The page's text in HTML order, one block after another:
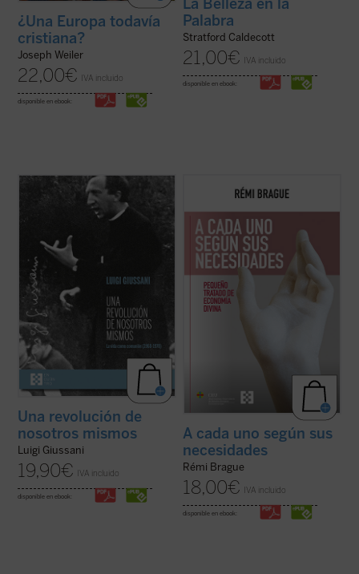
¿Una Europa todavía
cristiana?
Joseph Weiler
22,00€ IVA incluido
disponible en ebook:
La Belleza en la
Palabra
Stratford Caldecott
21,00€ IVA incluido
disponible en ebook:
Los textos reunidos en este libro
pertenecen a un momento delicado y
crucial de la historia de Comunión y
Liberación (CL). Se remontan a los años
experiencia nacida de don Giussani en
1954 sufrió una profunda ...
Una revolución de
nosotros mismos
Luigi Giussani
19,90€ IVA incluido
disponible en ebook:
Este «pequeño tratado» es la continuación
de los estudios emblemáticos de Rémi
una sucesión de breves capítulos expone
una teoría de la Providencia divina en la que
Dios provee a todos los ...(ver ficha)
A cada uno según sus
necesidades
Rémi Brague
18,00€ IVA incluido
disponible en ebook: